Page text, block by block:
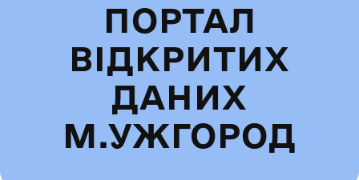
ПОРТАЛ
ВІДКРИТИХ
ДАНИХ
М.УЖГОРОД